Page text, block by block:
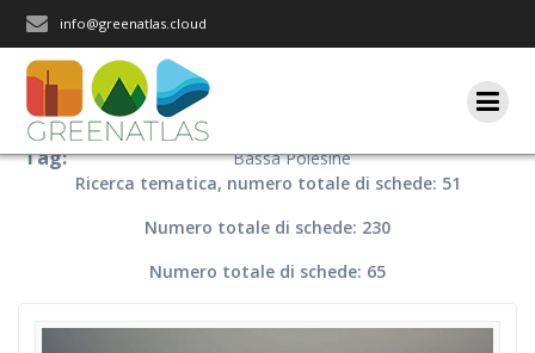
info@greenatlas.cloud
Tag:
Bassa Polesine
Ricerca tematica, numero totale di schede: 51
Numero totale di schede: 230
Numero totale di schede: 65